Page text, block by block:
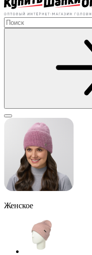
Женское